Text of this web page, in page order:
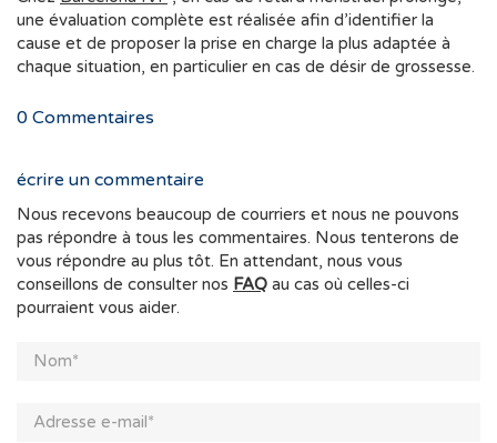
une évaluation complète est réalisée afin d’identifier la
cause et de proposer la prise en charge la plus adaptée à
chaque situation, en particulier en cas de désir de grossesse.
0 Commentaires
écrire un commentaire
Nous recevons beaucoup de courriers et nous ne pouvons
pas répondre à tous les commentaires. Nous tenterons de
vous répondre au plus tôt. En attendant, nous vous
conseillons de consulter nos FAQ au cas où celles-ci
pourraient vous aider.